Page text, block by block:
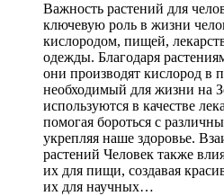
Важность растений для
ключевую роль в жизни
кислородом, пищей,
одежды. Благодаря
они производят кислород в
необходимый для жизни на
используются в качестве
помогая бороться с
укрепляя наше здоровье.
растений Человек также
их для пищи, создавая
их для научных…